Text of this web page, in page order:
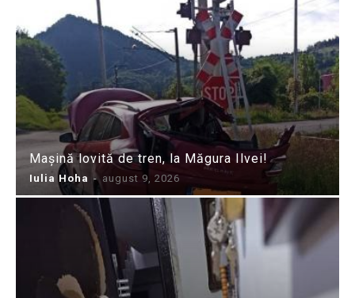
Mașină lovită de tren, la Măgura Ilvei!
Iulia Hoha - august 9, 2026